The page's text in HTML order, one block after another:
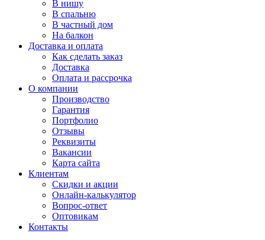
В нишу
В спальню
В частный дом
На балкон
Доставка и оплата
Как сделать заказ
Доставка
Оплата и рассрочка
О компании
Производство
Гарантия
Портфолио
Отзывы
Реквизиты
Вакансии
Карта сайта
Клиентам
Скидки и акции
Онлайн-калькулятор
Вопрос-ответ
Оптовикам
Контакты